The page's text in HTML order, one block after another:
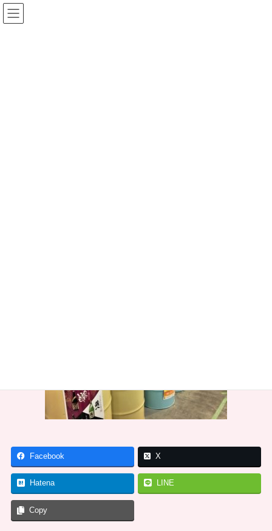
コ
ン
ナ
ビ
Facebook X
Hatena LINE
Copy